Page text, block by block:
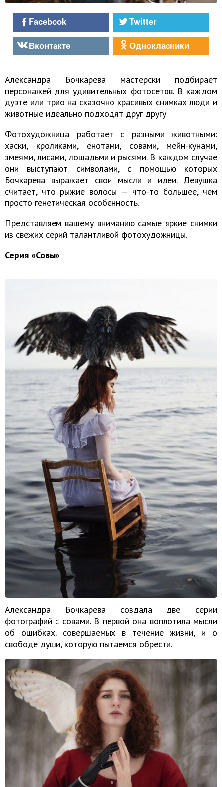
Facebook
Twitter
Вконтакте
Однокласники
Александра Бочкарева мастерски подбирает
персонажей для удивительных фотосетов. В каждом
дуэте или трио на сказочно красивых снимках люди и
животные идеально подходят друг другу.
Фотохудожница работает с разными животными:
хаски, кроликами, енотами, совами, мейн-кунами,
змеями, лисами, лошадьми и рысями. В каждом случае
они выступают символами, с помощью которых
Бочкарева выражает свои мысли и идеи. Девушка
считает, что рыжие волосы — что-то большее, чем
просто генетическая особенность.
Представляем вашему вниманию самые яркие снимки
из свежих серий талантливой фотохудожницы.
Серия «Совы»
Александра Бочкарева создала две серии
фотографий с совами. В первой она воплотила мысли
об ошибках, совершаемых в течение жизни, и о
свободе души, которую пытаемся обрести.